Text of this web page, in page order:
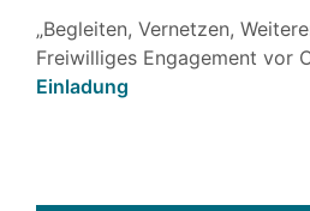
„Begleiten, Vernetzen,
Freiwilliges Engagement vor
Einladung